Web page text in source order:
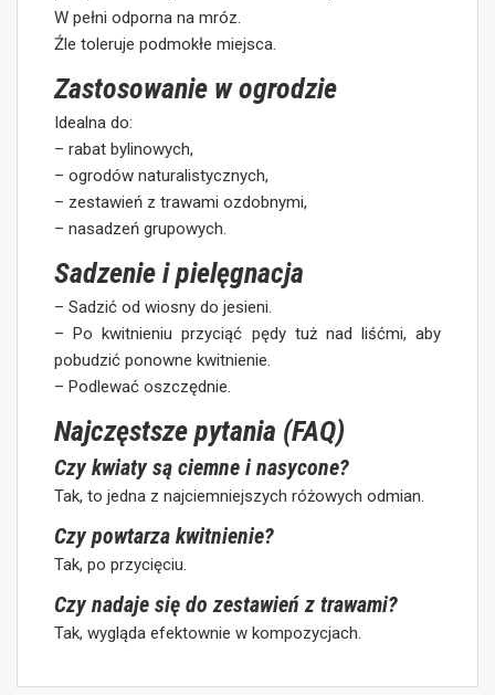
W pełni odporna na mróz.
Źle toleruje podmokłe miejsca.
Zastosowanie w ogrodzie
Idealna do:
– rabat bylinowych,
– ogrodów naturalistycznych,
– zestawień z trawami ozdobnymi,
– nasadzeń grupowych.
Sadzenie i pielęgnacja
– Sadzić od wiosny do jesieni.
– Po kwitnieniu przyciąć pędy tuż nad liśćmi, aby
pobudzić ponowne kwitnienie.
– Podlewać oszczędnie.
Najczęstsze pytania (FAQ)
Czy kwiaty są ciemne i nasycone?
Tak, to jedna z najciemniejszych różowych odmian.
Czy powtarza kwitnienie?
Tak, po przycięciu.
Czy nadaje się do zestawień z trawami?
Tak, wygląda efektownie w kompozycjach.